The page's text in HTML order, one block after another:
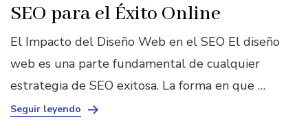
SEO para el Éxito Online
El Impacto del Diseño Web en el SEO El diseño
web es una parte fundamental de cualquier
estrategia de SEO exitosa. La forma en que …
Seguir leyendo